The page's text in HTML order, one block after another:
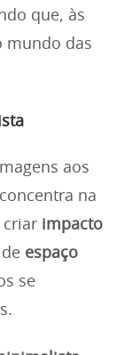
que, às
mundo das
aos
na
criar impacto
espaço
se